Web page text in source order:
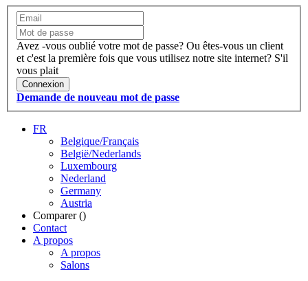
Avez -vous oublié votre mot de passe? Ou êtes-vous un client
et c'est la première fois que vous utilisez notre site internet? S'il
vous plait
Connexion
Demande de nouveau mot de passe
FR
Belgique/Français
België/Nederlands
Luxembourg
Nederland
Germany
Austria
Comparer ()
Contact
A propos
A propos
Salons